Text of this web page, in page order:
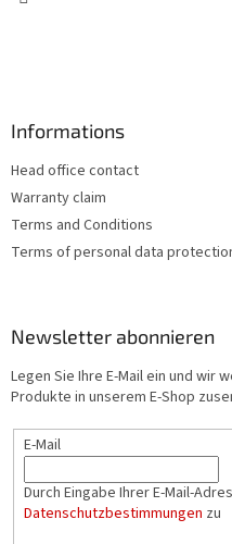
Informations
Head office contact
Warranty claim
Terms and Conditions
Terms of personal data
Newsletter abonnieren
Legen Sie Ihre E-Mail ein und wir
Produkte in unserem E-Shop
E-Mail
Durch Eingabe Ihrer E-Mail-
Datenschutzbestimmungen zu